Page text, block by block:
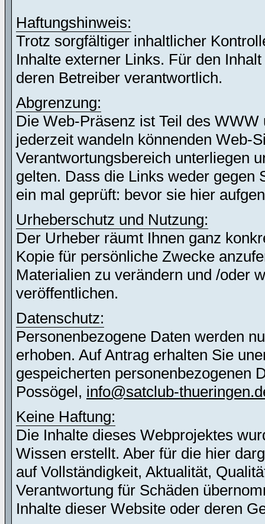
Haftungshinweis:
Trotz sorgfältiger inhaltlicher
Inhalte externer Links. Für den
deren Betreiber verantwortlich.
Abgrenzung:
Die Web-Präsenz ist Teil des
jederzeit wandeln könnenden Web-
Verantwortungsbereich unterliegen
gelten. Dass die Links weder gegen
ein mal geprüft: bevor sie hier
Urheberschutz und Nutzung:
Der Urheber räumt Ihnen ganz
Kopie für persönliche Zwecke
Materialien zu verändern und /oder
veröffentlichen.
Datenschutz:
Personenbezogene Daten werden
erhoben. Auf Antrag erhalten Sie
gespeicherten personenbezogenen
Possögel, info@satclub-
Keine Haftung:
Die Inhalte dieses Webprojektes
Wissen erstellt. Aber für die hier
auf Vollständigkeit, Aktualität,
Verantwortung für Schäden
Inhalte dieser Website oder deren